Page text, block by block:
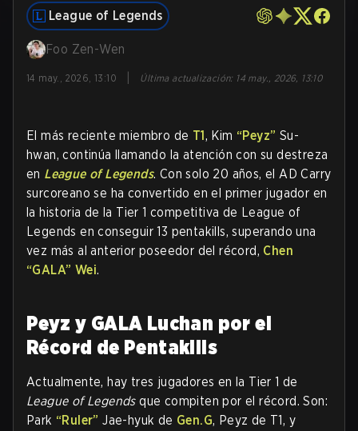
League of Legends
Foo Zen-Wen
14 may., 2026, 13:10 Última actualización: 14 may., 2026, 13:10
El más reciente miembro de T1, Kim “Peyz” Su-
hwan, continúa llamando la atención con su destreza
en League of Legends. Con solo 20 años, el AD Carry
surcoreano se ha convertido en el primer jugador en
la historia de la Tier 1 competitiva de League of
Legends en conseguir 13 pentakills, superando una
vez más al anterior poseedor del récord, Chen
“GALA” Wei.
Peyz y GALA Luchan por el
Récord de Pentakills
Actualmente, hay tres jugadores en la Tier 1 de
League of Legendsque compiten por el récord. Son:
Park “Ruler” Jae-hyuk de Gen.G, Peyz de T1, y